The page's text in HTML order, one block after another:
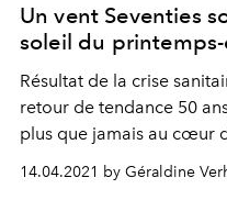
Un vent Seventies
soleil du printemps-
Résultat de la crise
retour de tendance 50
plus que jamais au cœur
must-have du printemps-
14.04.2021 by Géraldine